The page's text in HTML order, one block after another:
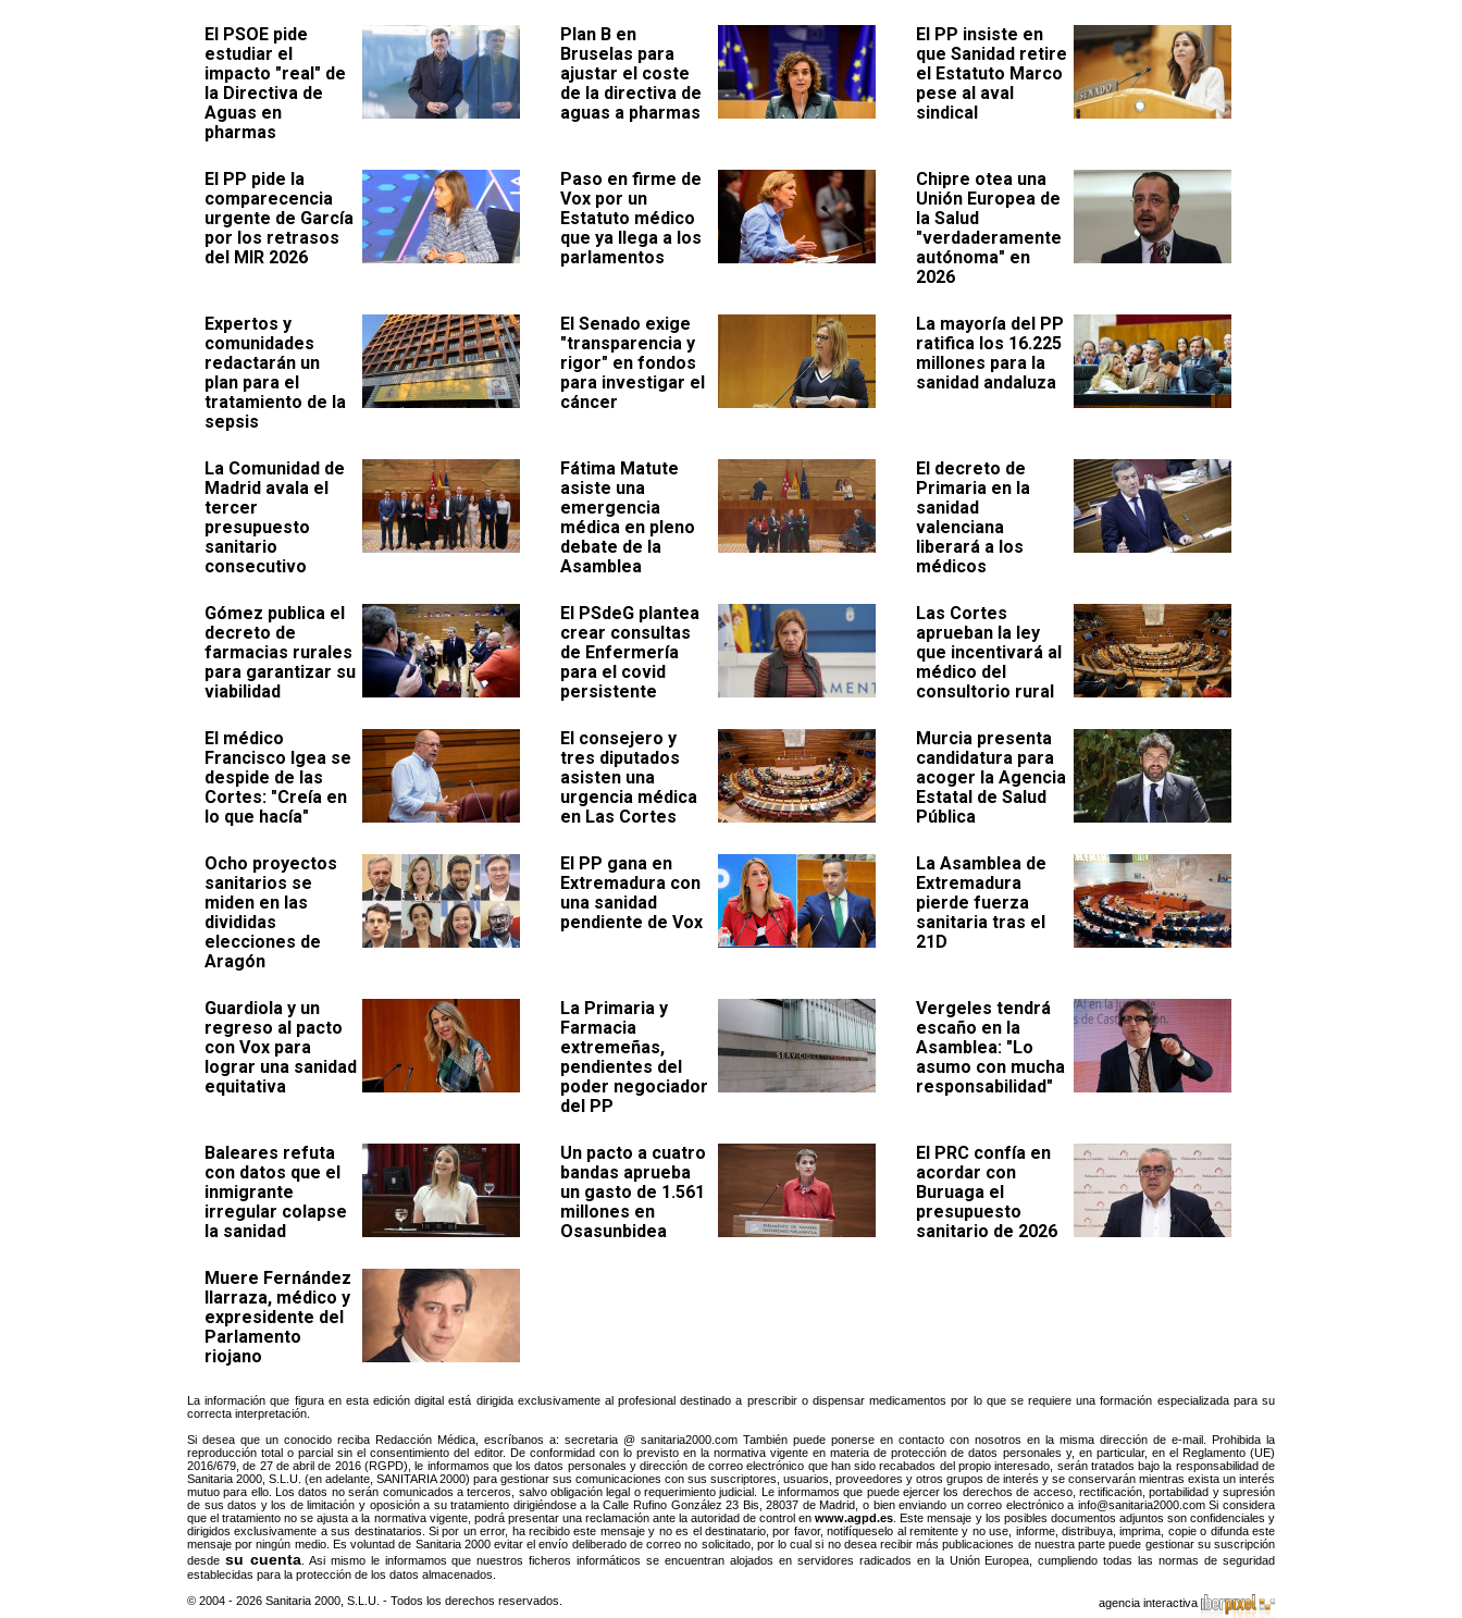
El PSOE pide
estudiar el
impacto "real" de
la Directiva de
Aguas en
pharmas
Plan B en
Bruselas para
ajustar el coste
de la directiva de
aguas a pharmas
El PP insiste en
que Sanidad retire
el Estatuto Marco
pese al aval
sindical
El PP pide la
comparecencia
urgente de García
por los retrasos
del MIR 2026
Paso en firme de
Vox por un
Estatuto médico
que ya llega a los
parlamentos
Chipre otea una
Unión Europea de
la Salud
"verdaderamente
autónoma" en
2026
Expertos y
comunidades
redactarán un
plan para el
tratamiento de la
sepsis
El Senado exige
"transparencia y
rigor" en fondos
para investigar el
cáncer
La mayoría del PP
ratifica los 16.225
millones para la
sanidad andaluza
La Comunidad de
Madrid avala el
tercer
presupuesto
sanitario
consecutivo
Fátima Matute
asiste una
emergencia
médica en pleno
debate de la
Asamblea
El decreto de
Primaria en la
sanidad
valenciana
liberará a los
médicos
Gómez publica el
decreto de
farmacias rurales
para garantizar su
viabilidad
El PSdeG plantea
crear consultas
de Enfermería
para el covid
persistente
Las Cortes
aprueban la ley
que incentivará al
médico del
consultorio rural
El médico
Francisco Igea se
despide de las
Cortes: "Creía en
lo que hacía"
El consejero y
tres diputados
asisten una
urgencia médica
en Las Cortes
Murcia presenta
candidatura para
acoger la Agencia
Estatal de Salud
Pública
Ocho proyectos
sanitarios se
miden en las
divididas
elecciones de
Aragón
El PP gana en
Extremadura con
una sanidad
pendiente de Vox
La Asamblea de
Extremadura
pierde fuerza
sanitaria tras el
21D
Guardiola y un
regreso al pacto
con Vox para
lograr una sanidad
equitativa
La Primaria y
Farmacia
extremeñas,
pendientes del
poder negociador
del PP
Vergeles tendrá
escaño en la
Asamblea: "Lo
asumo con mucha
responsabilidad"
Baleares refuta
con datos que el
inmigrante
irregular colapse
la sanidad
Un pacto a cuatro
bandas aprueba
un gasto de 1.561
millones en
Osasunbidea
El PRC confía en
acordar con
Buruaga el
presupuesto
sanitario de 2026
Muere Fernández
Ilarraza, médico y
expresidente del
Parlamento
riojano
La información que figura en esta edición digital está dirigida exclusivamente al profesional destinado a prescribir o dispensar medicamentos por lo que se requiere una formación especializada para su
correcta interpretación.
Si desea que un conocido reciba Redacción Médica, escríbanos a: secretaria @ sanitaria2000.com También puede ponerse en contacto con nosotros en la misma dirección de e-mail. Prohibida la
reproducción total o parcial sin el consentimiento del editor. De conformidad con lo previsto en la normativa vigente en materia de protección de datos personales y, en particular, en el Reglamento (UE)
2016/679, de 27 de abril de 2016 (RGPD), le informamos que los datos personales y dirección de correo electrónico que han sido recabados del propio interesado, serán tratados bajo la responsabilidad de
Sanitaria 2000, S.L.U. (en adelante, SANITARIA 2000) para gestionar sus comunicaciones con sus suscriptores, usuarios, proveedores y otros grupos de interés y se conservarán mientras exista un interés
mutuo para ello. Los datos no serán comunicados a terceros, salvo obligación legal o requerimiento judicial. Le informamos que puede ejercer los derechos de acceso, rectificación, portabilidad y supresión
de sus datos y los de limitación y oposición a su tratamiento dirigiéndose a la Calle Rufino González 23 Bis, 28037 de Madrid, o bien enviando un correo electrónico a info@sanitaria2000.com Si considera
que el tratamiento no se ajusta a la normativa vigente, podrá presentar una reclamación ante la autoridad de control enwww.agpd.es . Este mensaje y los posibles documentos adjuntos son confidenciales y
dirigidos exclusivamente a sus destinatarios. Si por un error, ha recibido este mensaje y no es el destinatario, por favor, notifíqueselo al remitente y no use, informe, distribuya, imprima, copie o difunda este
mensaje por ningún medio. Es voluntad de Sanitaria 2000 evitar el envío deliberado de correo no solicitado, por lo cual si no desea recibir más publicaciones de nuestra parte puede gestionar su suscripción
desde su cuenta. Asi mismo le informamos que nuestros ficheros informáticos se encuentran alojados en servidores radicados en la Unión Europea, cumpliendo todas las normas de seguridad
establecidas para la protección de los datos almacenados.
© 2004 - 2026 Sanitaria 2000, S.L.U. - Todos los derechos reservados.
agencia interactiva